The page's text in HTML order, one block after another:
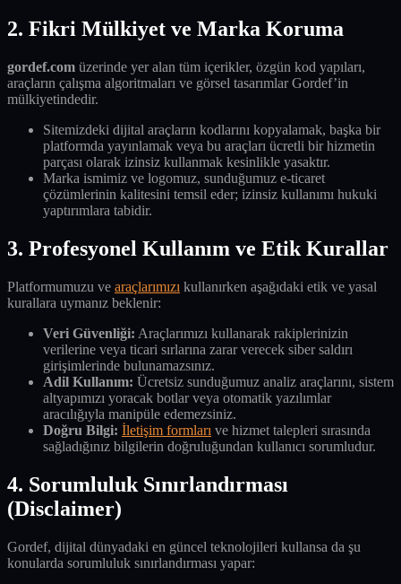
2. Fikri Mülkiyet ve Marka Koruma
gordef.com üzerinde yer alan tüm içerikler, özgün kod yapıları,
araçların çalışma algoritmaları ve görsel tasarımlar Gordef’in
mülkiyetindedir.
Sitemizdeki dijital araçların kodlarını kopyalamak, başka bir
platformda yayınlamak veya bu araçları ücretli bir hizmetin
parçası olarak izinsiz kullanmak kesinlikle yasaktır.
Marka ismimiz ve logomuz, sunduğumuz e-ticaret
çözümlerinin kalitesini temsil eder; izinsiz kullanımı hukuki
yaptırımlara tabidir.
3. Profesyonel Kullanım ve Etik Kurallar
Platformumuzu ve araçlarımızı kullanırken aşağıdaki etik ve yasal
kurallara uymanız beklenir:
Veri Güvenliği: Araçlarımızı kullanarak rakiplerinizin
verilerine veya ticari sırlarına zarar verecek siber saldırı
girişimlerinde bulunamazsınız.
Adil Kullanım: Ücretsiz sunduğumuz analiz araçlarını, sistem
altyapımızı yoracak botlar veya otomatik yazılımlar
aracılığıyla manipüle edemezsiniz.
Doğru Bilgi: İletişim formları ve hizmet talepleri sırasında
sağladığınız bilgilerin doğruluğundan kullanıcı sorumludur.
4. Sorumluluk Sınırlandırması
(Disclaimer)
Gordef, dijital dünyadaki en güncel teknolojileri kullansa da şu
konularda sorumluluk sınırlandırması yapar: